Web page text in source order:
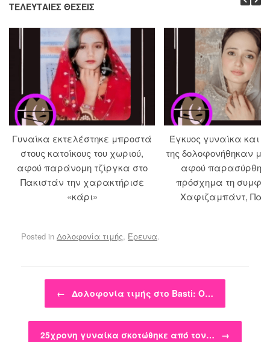
ΤΕΛΕΥΤΑΊΕΣ ΘΈΣΕΙΣ
Γυναίκα εκτελέστηκε μπροστά
στους κατοίκους του χωριού,
αφού παράνομη τζίργκα στο
Πακιστάν την χαρακτήρισε
«κάρι»
Έγκυος γυναίκα και ο
της δολοφονήθηκαν
αφού
πρόσχημα τη
Χαφιζαμπάντ,
Posted in Δολοφονία τιμής, Έρευνα.
Post navigation
← Δολοφονία τιμής στο Basti: Ο…
25χρονη γυναίκα σκοτώθηκε από τον… →